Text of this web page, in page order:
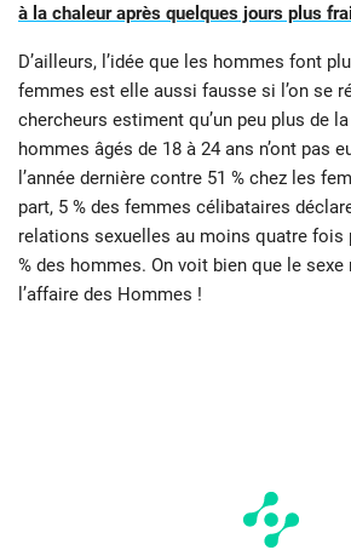
à la chaleur après quelques jours plus
D’ailleurs, l’idée que les hommes font
femmes est elle aussi fausse si l’on se
chercheurs estiment qu’un peu plus de
hommes âgés de 18 à 24 ans n’ont pas
l’année dernière contre 51 % chez les
part, 5 % des femmes célibataires
relations sexuelles au moins quatre fois
% des hommes. On voit bien que le sexe
l’affaire des Hommes !